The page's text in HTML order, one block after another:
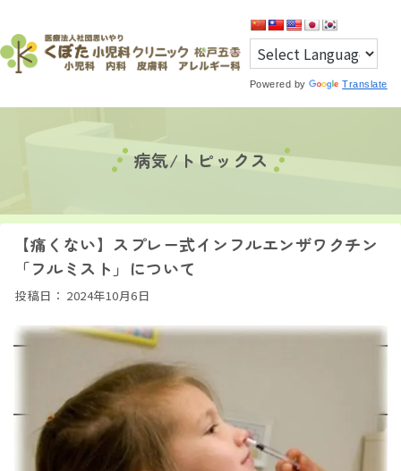
Powered by Translate
病気/トピックス
【痛くない】スプレー式インフルエンザワクチン
「フルミスト」について
投稿日： 2024年10月6日